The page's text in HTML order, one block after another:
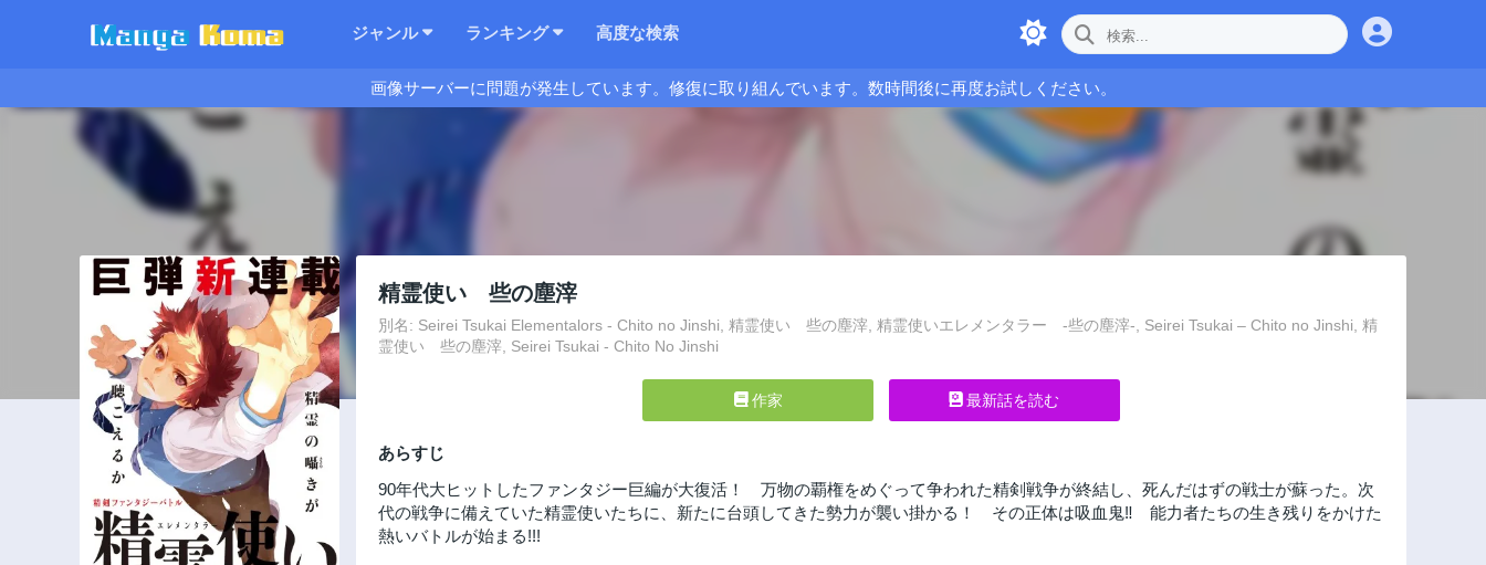
ジャンル ランキング 高度な検索
画像サーバーに問題が発生しています。修復に取り組んでいます。数時間後に再度お試しください。
精霊使い 些の塵滓
別名: Seirei Tsukai Elementalors - Chito no Jinshi, 精霊使い 些の塵滓, 精霊使いエレメンタラー -些の塵滓-, Seirei Tsukai – Chito no Jinshi, 精
霊使い 些の塵滓, Seirei Tsukai - Chito No Jinshi
作家 最新話を読む
あらすじ
90年代大ヒットしたファンタジー巨編が大復活！ 万物の覇権をめぐって争われた精剣戦争が終結し、死んだはずの戦士が蘇った。次
代の戦争に備えていた精霊使いたちに、新たに台頭してきた勢力が襲い掛かる！ その正体は吸血鬼‼ 能力者たちの生き残りをかけた
熱いバトルが始まる!!!